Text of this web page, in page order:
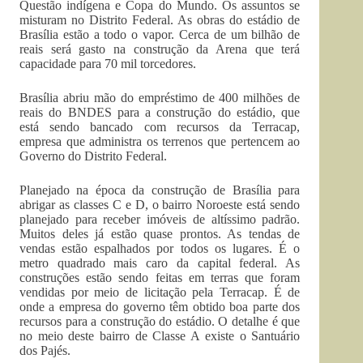
Questão indígena e Copa do Mundo. Os assuntos se
misturam no Distrito Federal. As obras do estádio de
Brasília estão a todo o vapor. Cerca de um bilhão de
reais será gasto na construção da Arena que terá
capacidade para 70 mil torcedores.
Brasília abriu mão do empréstimo de 400 milhões de
reais do BNDES para a construção do estádio, que
está sendo bancado com recursos da Terracap,
empresa que administra os terrenos que pertencem ao
Governo do Distrito Federal.
Planejado na época da construção de Brasília para
abrigar as classes C e D, o bairro Noroeste está sendo
planejado para receber imóveis de altíssimo padrão.
Muitos deles já estão quase prontos. As tendas de
vendas estão espalhados por todos os lugares. É o
metro quadrado mais caro da capital federal. As
construções estão sendo feitas em terras que foram
vendidas por meio de licitação pela Terracap. É de
onde a empresa do governo têm obtido boa parte dos
recursos para a construção do estádio. O detalhe é que
no meio deste bairro de Classe A existe o Santuário
dos Pajés.